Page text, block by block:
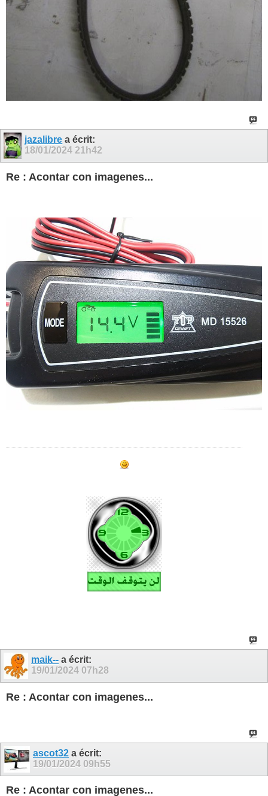
jazalibre a écrit:
18/01/202421h42
Re : Acontar con imagenes...
maik-- a écrit:
19/01/2024 07h28
Re : Acontar con imagenes...
ascot32 a écrit:
19/01/2024 09h55
Re : Acontar con imagenes...